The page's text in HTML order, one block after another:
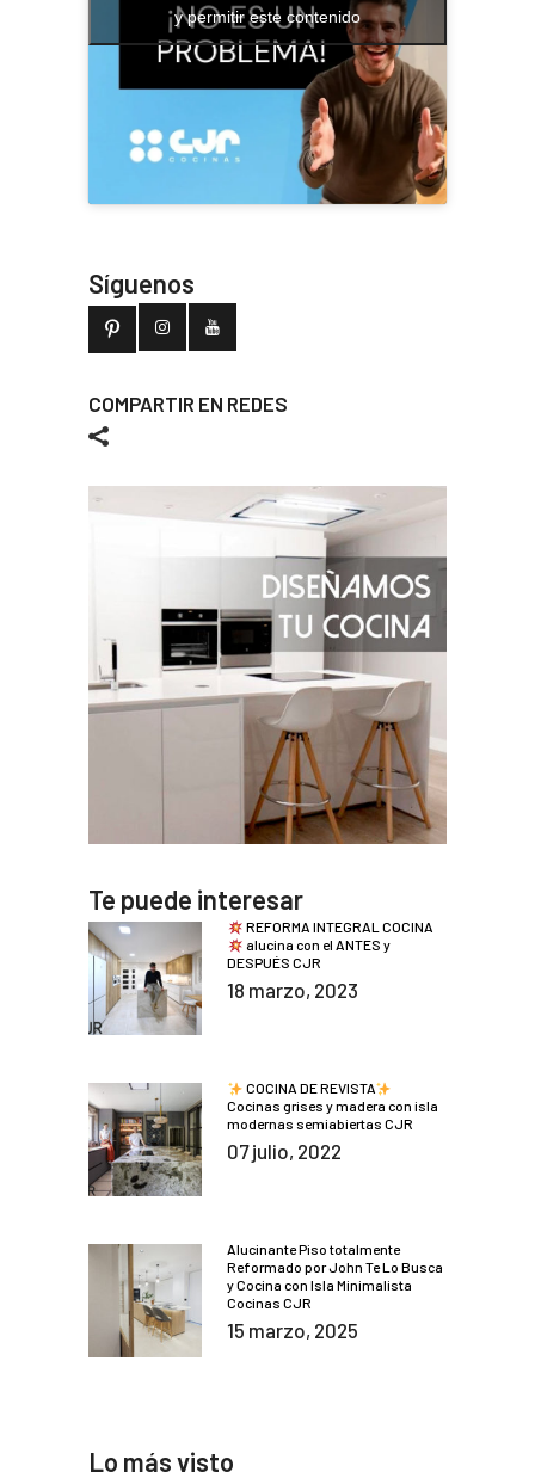
y permitir este contenido
Síguenos
COMPARTIR EN REDES
Te puede interesar
REFORMA INTEGRAL COCINA
alucina con el ANTES y
DESPUÉS CJR
18 marzo, 2023
COCINA DE REVISTA
Cocinas grises y madera con isla
modernas semiabiertas CJR
07 julio, 2022
Alucinante Piso totalmente
Reformado por John Te Lo Busca
y Cocina con Isla Minimalista
Cocinas CJR
15 marzo, 2025
Lo más visto